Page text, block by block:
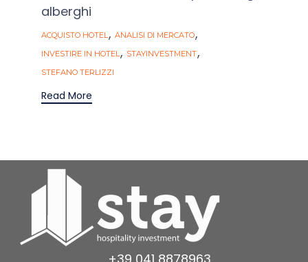
alberghi
Tags
ACQUISTO HOTEL, ANALISI DI MERCATO,
INVESTIRE IN HOTEL, STAYINVESTMENT,
STEFANO TERLIZZI
Read More